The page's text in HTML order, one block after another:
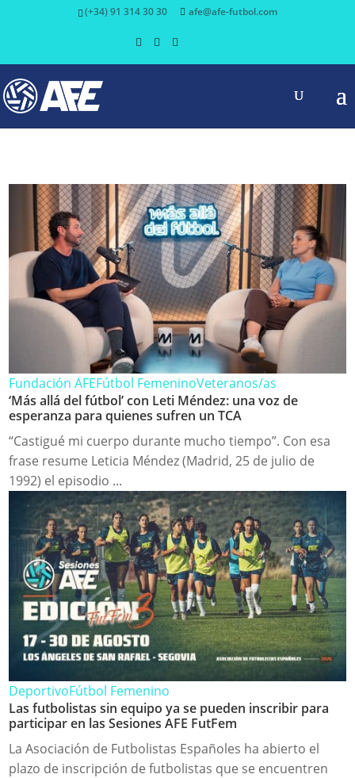
(+34) 91 314 30 30 afe@afe-futbol.com
Fundación AFEFútbol FemeninoVeteranos/as
‘Más allá del fútbol’ con Leti Méndez: una voz de
esperanza para quienes sufren un TCA
“Castigué mi cuerpo durante mucho tiempo”. Con esa
frase resume Leticia Méndez (Madrid, 25 de julio de
1992) el episodio ...
DeportivoFútbol Femenino
Las futbolistas sin equipo ya se pueden inscribir para
participar en las Sesiones AFE FutFem
La Asociación de Futbolistas Españoles ha abierto el
plazo de inscripción de futbolistas que se encuentren